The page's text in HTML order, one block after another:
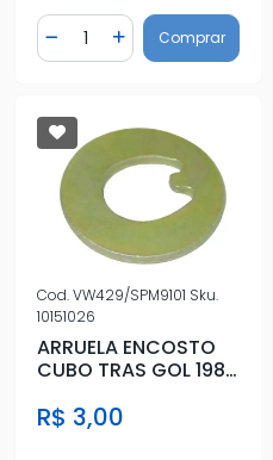
Diminuir Quantidade
Quantidade
Adicionar Quantidade
Comprar
Cod.VW429/SPM9101 Sku.
10151026
ARRUELA ENCOSTO
CUBO TRAS GOL 1984
R$ 3,00